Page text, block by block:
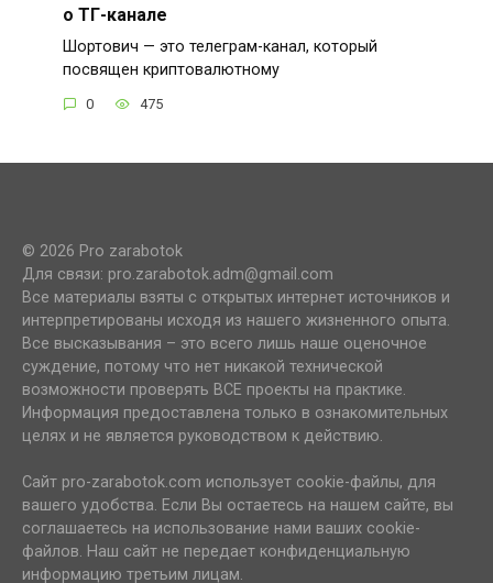
о ТГ-канале
Шортович — это телеграм-канал, который
посвящен криптовалютному
0 475
© 2026 Pro zarabotok
Для связи: pro.zarabotok.adm@gmail.com
Все материалы взяты с открытых интернет источников и
интерпретированы исходя из нашего жизненного опыта.
Все высказывания – это всего лишь наше оценочное
суждение, потому что нет никакой технической
возможности проверять ВСЕ проекты на практике.
Информация предоставлена только в ознакомительных
целях и не является руководством к действию.
Сайт pro-zarabotok.com использует cookie-файлы, для
вашего удобства. Если Вы остаетесь на нашем сайте, вы
соглашаетесь на использование нами ваших cookie-
файлов. Наш сайт не передает конфиденциальную
информацию третьим лицам.